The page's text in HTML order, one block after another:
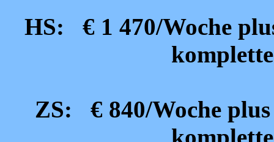
HS: € 1 470/Woche
ZS: € 840/Woche